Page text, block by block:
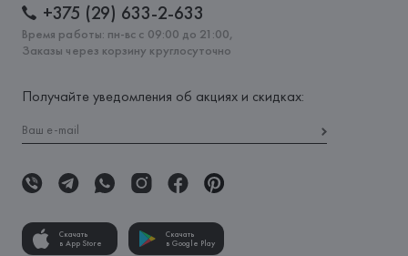
+375 (29) 633-2-633
Время работы: пн-вс с 09:00 до 21:00,
Заказы через корзину круглосуточно
Получайте уведомления об акциях и скидках:
Скачать
в App Store
Скачать
в Google Play